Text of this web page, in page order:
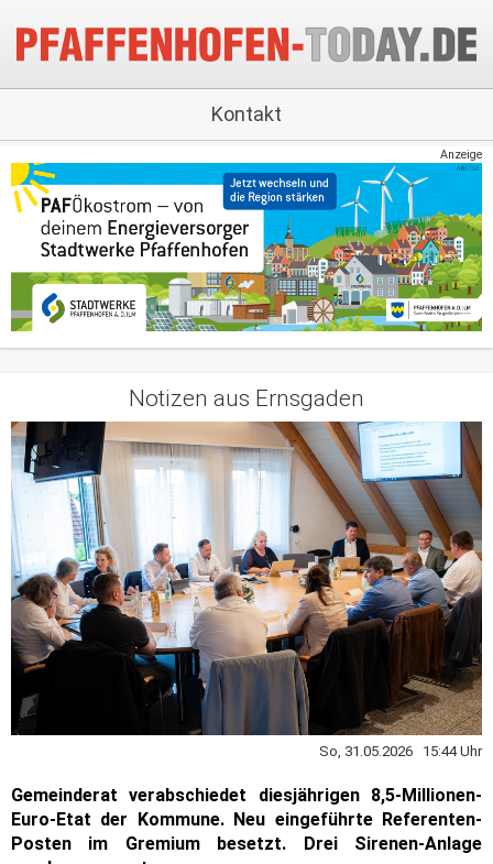
Kontakt
Anzeige
Notizen aus Ernsgaden
So, 31.05.2026 15:44 Uhr
Gemeinderat verabschiedet diesjährigen 8,5-Millionen-
Euro-Etat der Kommune. Neu eingeführte Referenten-
Posten im Gremium besetzt. Drei Sirenen-Anlage